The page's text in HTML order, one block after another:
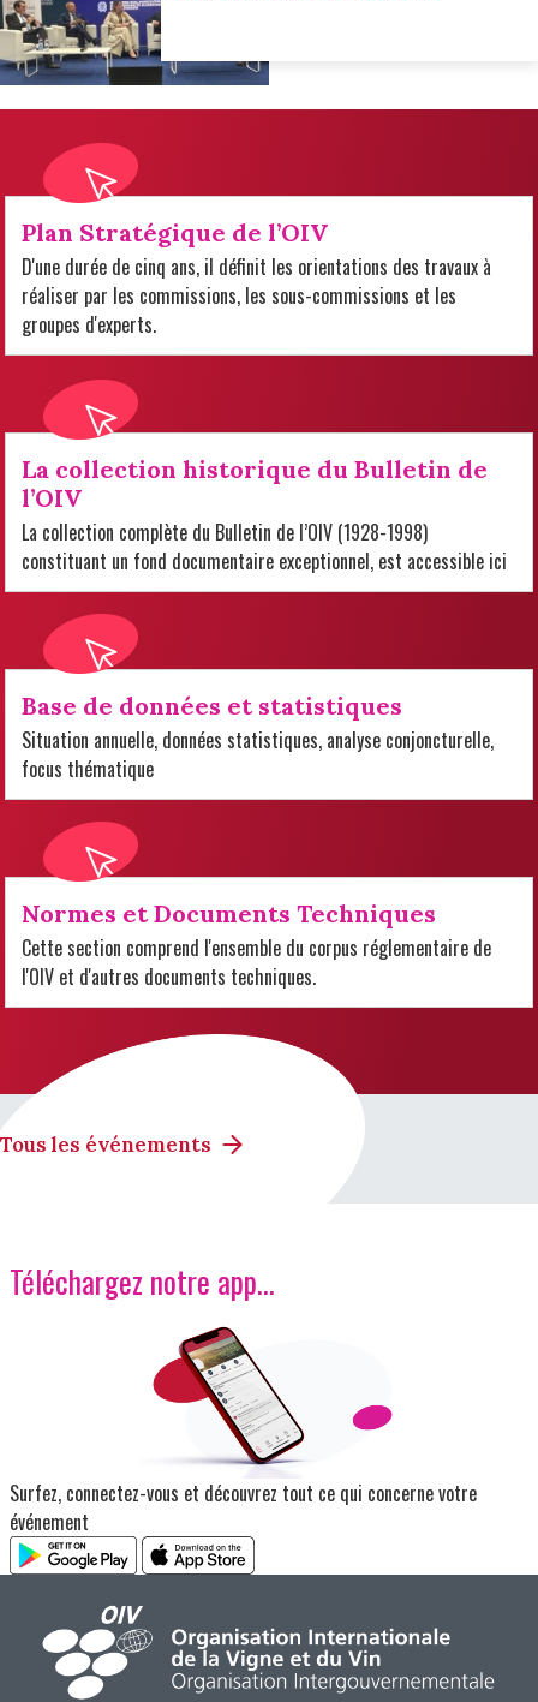
Plan Stratégique de l’OIV
D'une durée de cinq ans, il définit les orientations des travaux à
réaliser par les commissions, les sous-commissions et les
groupes d'experts.
La collection historique du Bulletin de
l’OIV
La collection complète du Bulletin de l’OIV (1928-1998)
constituant un fond documentaire exceptionnel, est accessible ici
Base de données et statistiques
Situation annuelle, données statistiques, analyse conjoncturelle,
focus thématique
Normes et Documents Techniques
Cette section comprend l'ensemble du corpus réglementaire de
l'OIV et d'autres documents techniques.
Tous les événements
Téléchargez notre app…
Surfez, connectez-vous et découvrez tout ce qui concerne votre
événement